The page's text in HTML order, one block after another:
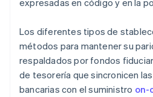
expresadas en código y en la
Los diferentes tipos de
métodos para mantener su
respaldados por fondos
de tesorería que sincronicen
bancarias con el suministro on-